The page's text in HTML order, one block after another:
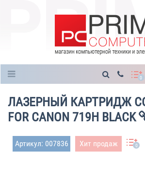
0
ЛАЗЕРНЫЙ КАРТРИДЖ
FOR CANON 719H BLACK
Артикул: 007836 Хит продаж 0